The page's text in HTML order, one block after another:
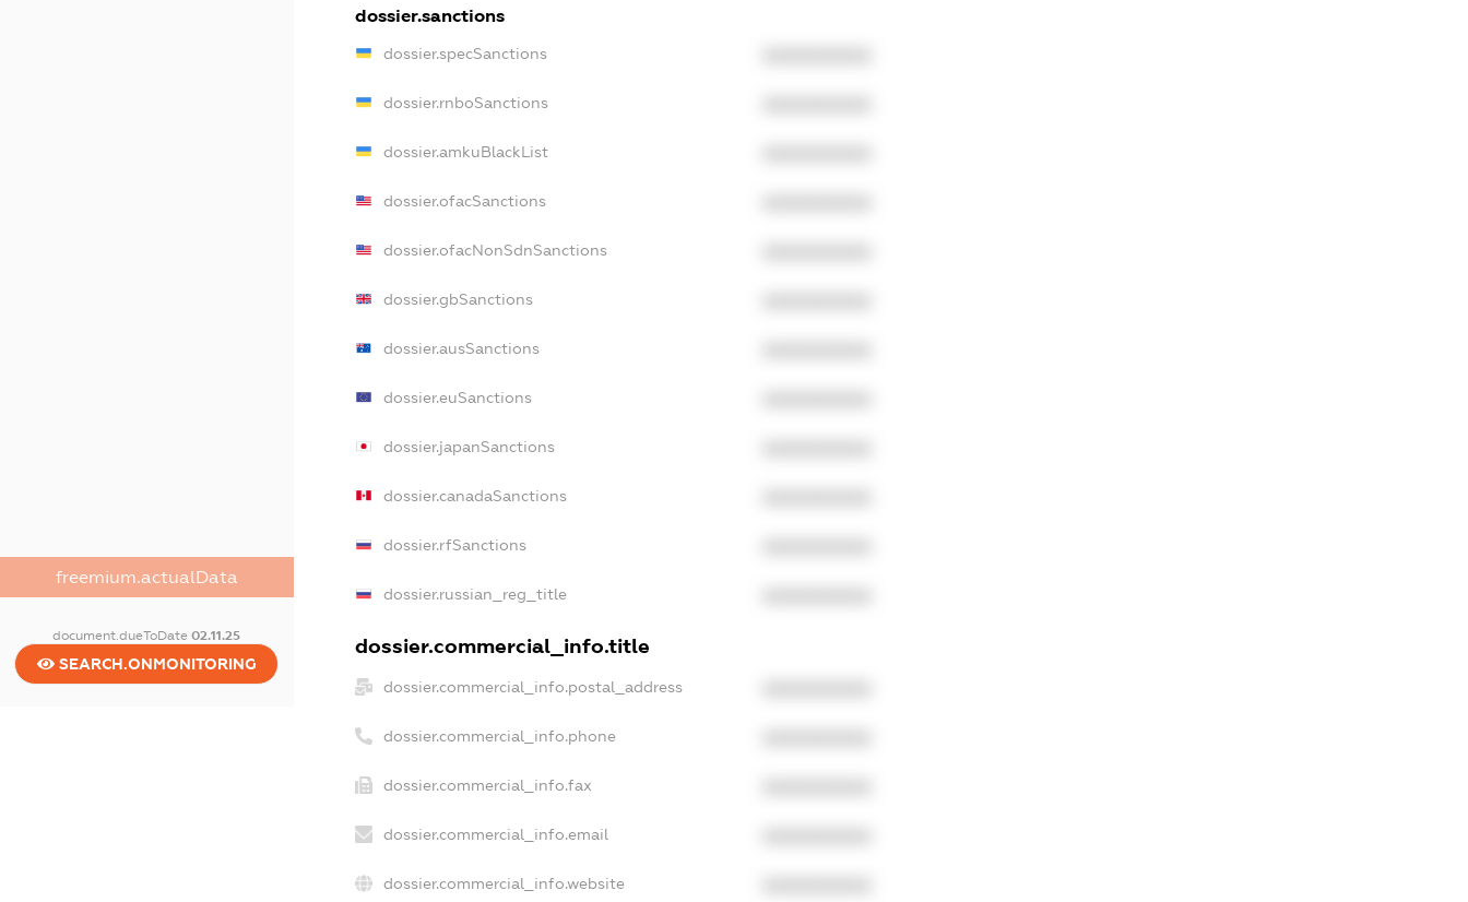
freemium.actualData
document.dueToDate02.11.25
SEARCH.ONMONITORING
dossier.sanctions
dossier.specSanctions
dossier.rnboSanctions
dossier.amkuBlackList
dossier.ofacSanctions
dossier.ofacNonSdnSanctions
dossier.gbSanctions
dossier.ausSanctions
dossier.euSanctions
dossier.japanSanctions
dossier.canadaSanctions
dossier.rfSanctions
dossier.russian_reg_title
dossier.commercial_info.title
dossier.commercial_info.postal_address
dossier.commercial_info.phone
dossier.commercial_info.fax
dossier.commercial_info.email
dossier.commercial_info.website